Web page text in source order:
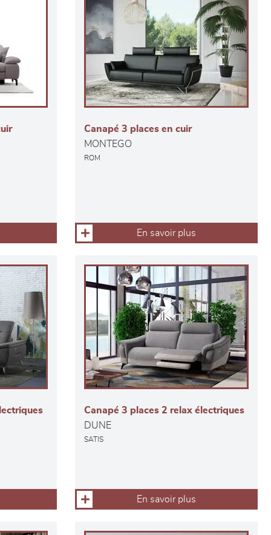
Canapé 3 places en cuir
MONTEGO
ROM
En savoir plus
Canapé 3 places 2 relax électriques
DUNE
SATIS
En savoir plus